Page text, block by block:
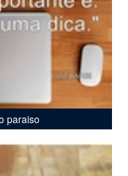
paraiso